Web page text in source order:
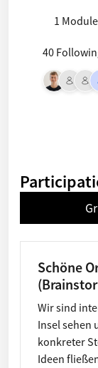
1 Module
40
Schöne
Wir sind
Insel sehen
konkreter
Ideen